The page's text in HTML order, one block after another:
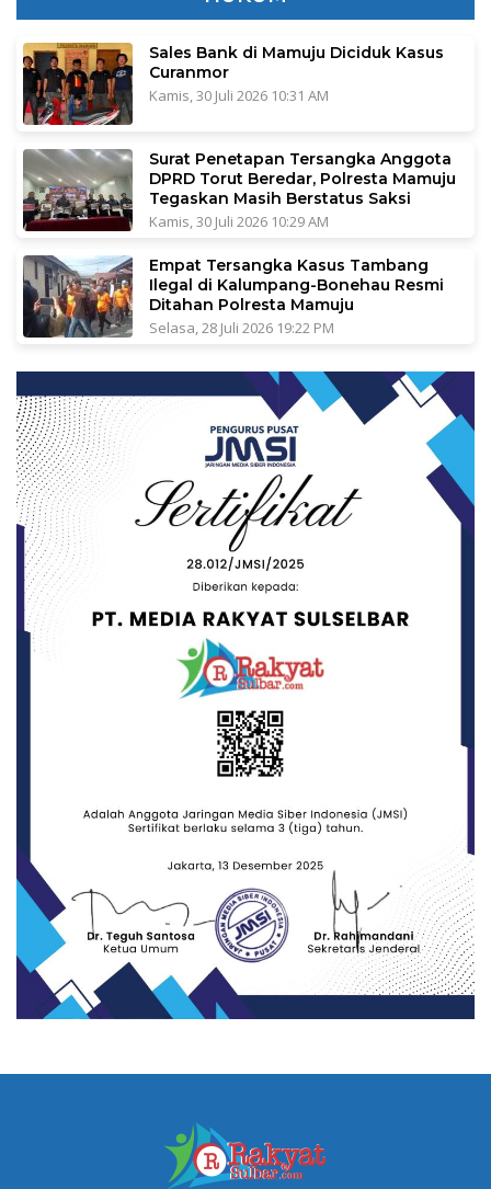
Sales Bank di Mamuju Diciduk Kasus
Curanmor
Kamis, 30 Juli 2026 10:31 AM
Surat Penetapan Tersangka Anggota
DPRD Torut Beredar, Polresta Mamuju
Tegaskan Masih Berstatus Saksi
Kamis, 30 Juli 2026 10:29 AM
Empat Tersangka Kasus Tambang
Ilegal di Kalumpang-Bonehau Resmi
Ditahan Polresta Mamuju
Selasa, 28 Juli 2026 19:22 PM